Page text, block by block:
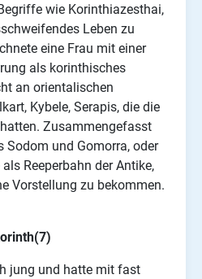
wie Korinthiazesthai,
Leben zu
eine Frau mit einer
als korinthisches
an orientalischen
Kybele, Serapis, die die
Zusammengefasst
Sodom und Gomorra, oder
Reeperbahn der Antike,
Vorstellung zu bekommen.
jung und hatte mit fast